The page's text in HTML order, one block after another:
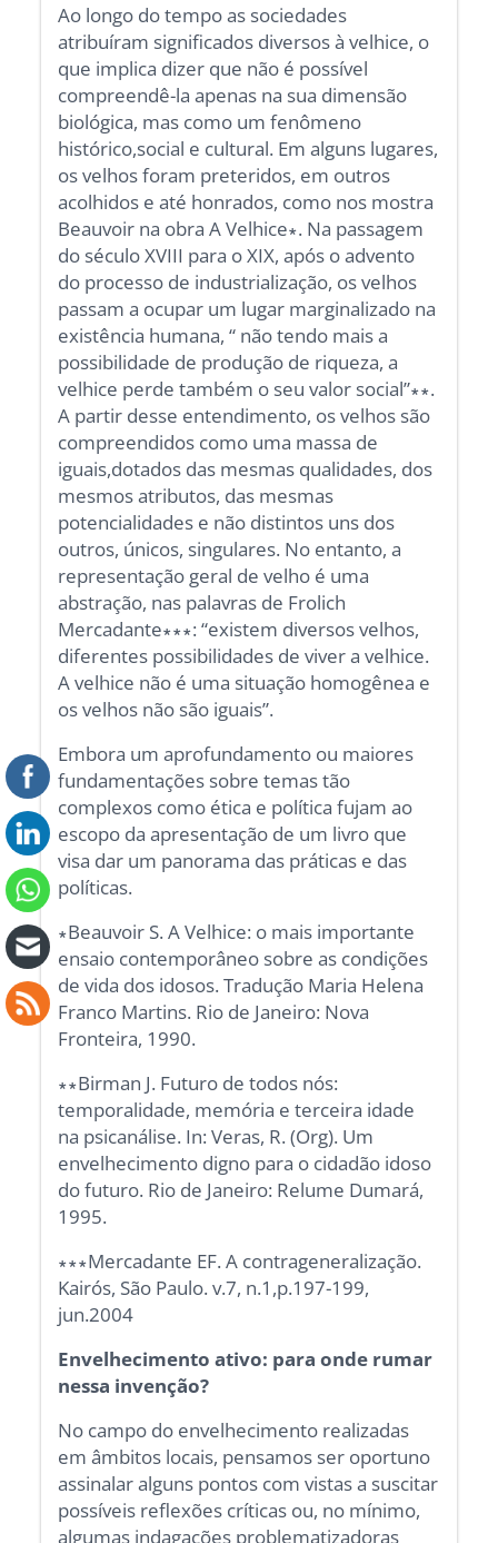
Ao longo do tempo as sociedades
atribuíram significados diversos à velhice, o
que implica dizer que não é possível
compreendê-la apenas na sua dimensão
biológica, mas como um fenômeno
histórico,social e cultural. Em alguns lugares,
os velhos foram preteridos, em outros
acolhidos e até honrados, como nos mostra
Beauvoir na obra A Velhice∗. Na passagem
do século XVIII para o XIX, após o advento
do processo de industrialização, os velhos
passam a ocupar um lugar marginalizado na
existência humana, “ não tendo mais a
possibilidade de produção de riqueza, a
velhice perde também o seu valor social”∗∗.
A partir desse entendimento, os velhos são
compreendidos como uma massa de
iguais,dotados das mesmas qualidades, dos
mesmos atributos, das mesmas
potencialidades e não distintos uns dos
outros, únicos, singulares. No entanto, a
representação geral de velho é uma
abstração, nas palavras de Frolich
Mercadante∗∗∗: “existem diversos velhos,
diferentes possibilidades de viver a velhice.
A velhice não é uma situação homogênea e
os velhos não são iguais”.
Embora um aprofundamento ou maiores
fundamentações sobre temas tão
complexos como ética e política fujam ao
escopo da apresentação de um livro que
visa dar um panorama das práticas e das
políticas.
∗Beauvoir S. A Velhice: o mais importante
ensaio contemporâneo sobre as condições
de vida dos idosos. Tradução Maria Helena
Franco Martins. Rio de Janeiro: Nova
Fronteira, 1990.
∗∗Birman J. Futuro de todos nós:
temporalidade, memória e terceira idade
na psicanálise. In: Veras, R. (Org). Um
envelhecimento digno para o cidadão idoso
do futuro. Rio de Janeiro: Relume Dumará,
1995.
∗∗∗Mercadante EF. A contrageneralização.
Kairós, São Paulo. v.7, n.1,p.197-199,
jun.2004
Envelhecimento ativo: para onde rumar
nessa invenção?
No campo do envelhecimento realizadas
em âmbitos locais, pensamos ser oportuno
assinalar alguns pontos com vistas a suscitar
possíveis reflexões críticas ou, no mínimo,
algumas indagações problematizadoras